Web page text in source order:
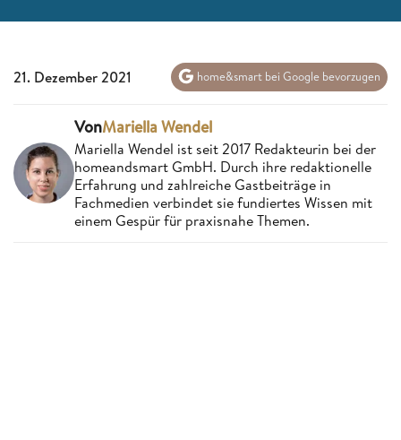
21. Dezember 2021 home&smart bei Google bevorzugen
VonMariella Wendel
Mariella Wendel ist seit 2017 Redakteurin bei der
homeandsmart GmbH. Durch ihre redaktionelle
Erfahrung und zahlreiche Gastbeiträge in
Fachmedien verbindet sie fundiertes Wissen mit
einem Gespür für praxisnahe Themen.